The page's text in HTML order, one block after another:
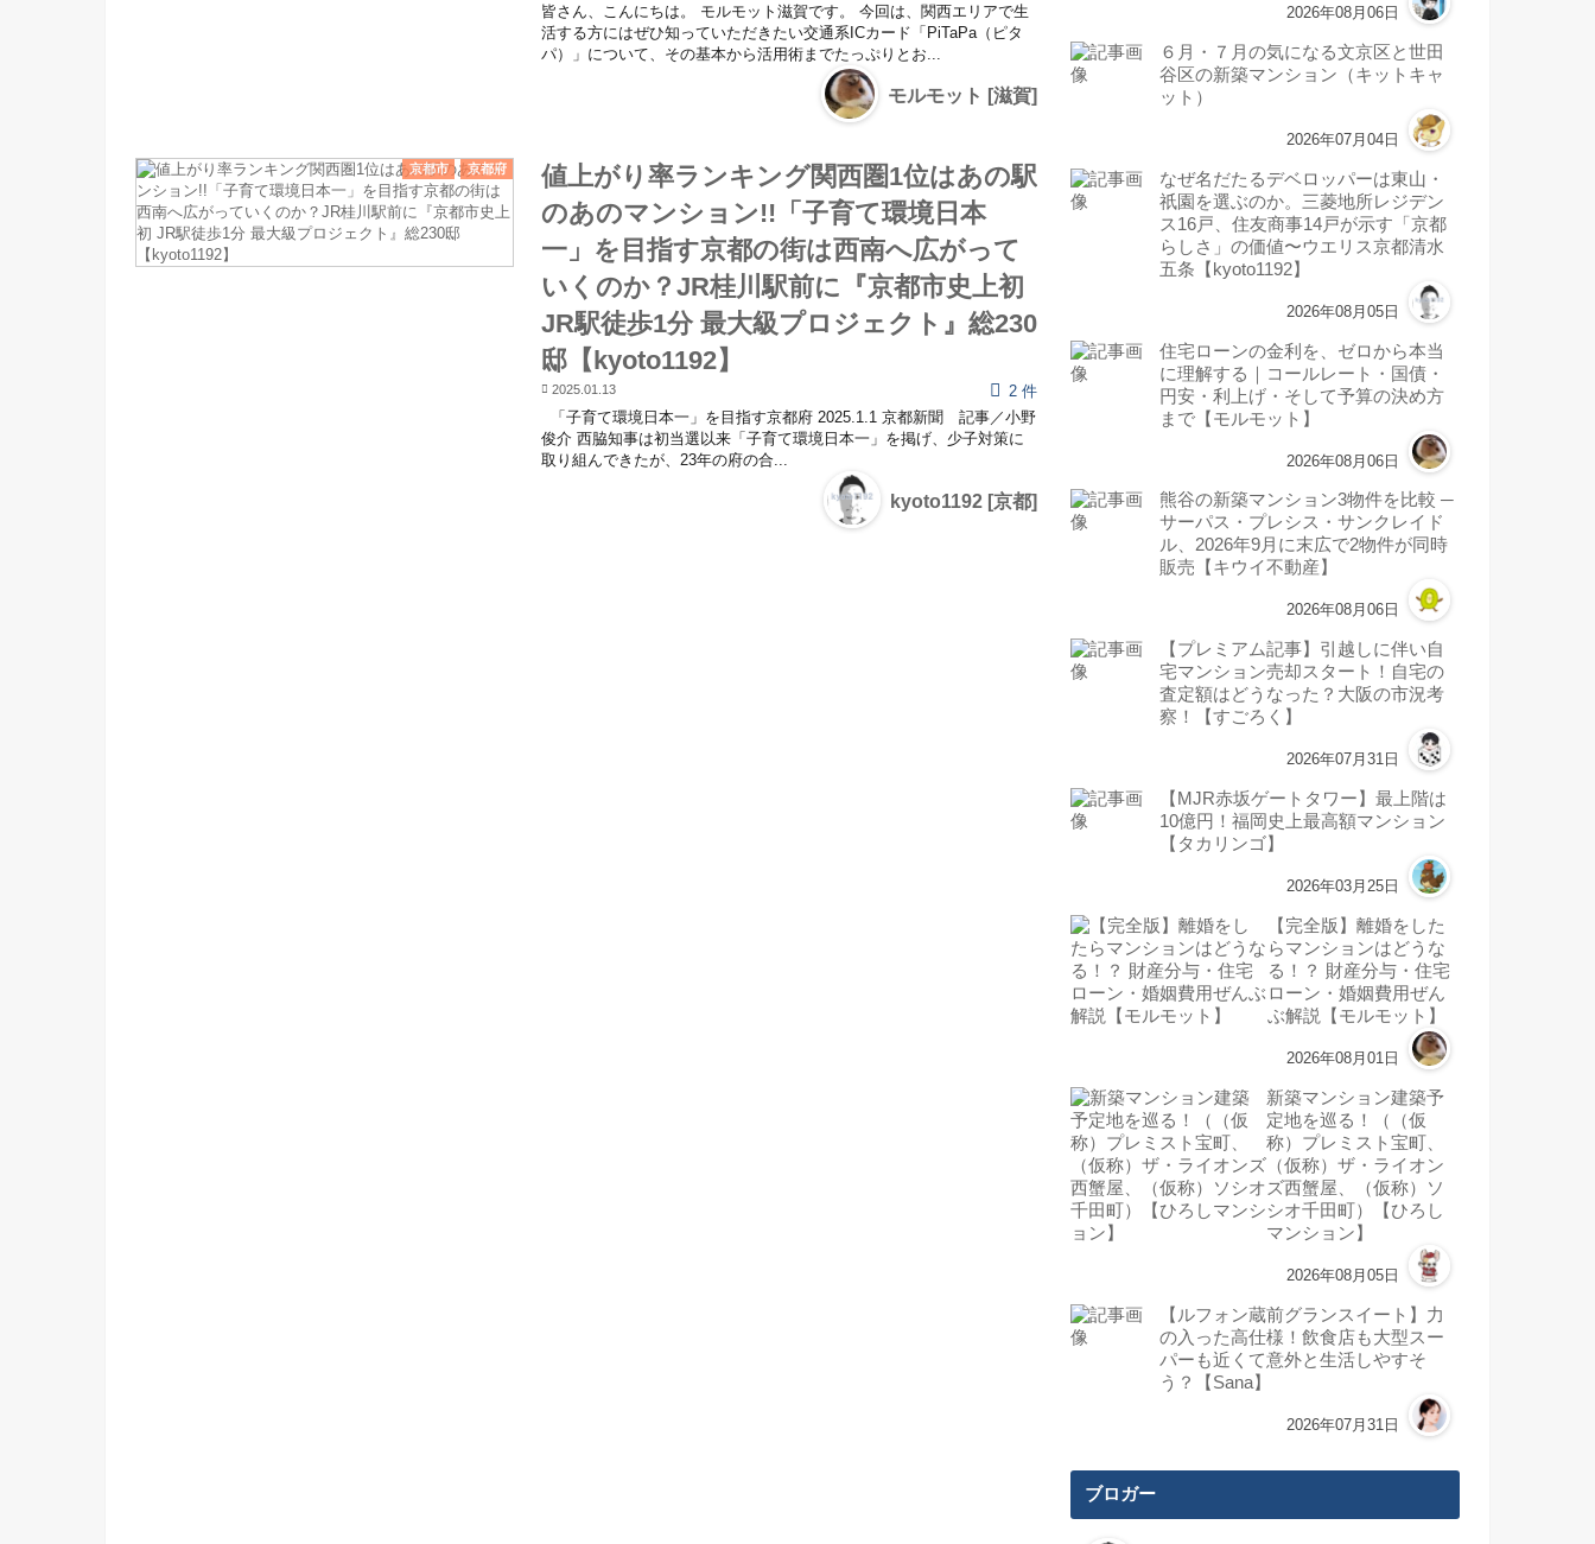
皆さん、こんにちは。 モルモット滋賀です。 今回は、関西エリアで生
活する方にはぜひ知っていただきたい交通系ICカード「PiTaPa（ピタ
パ）」について、その基本から活用術までたっぷりとお...
モルモット [滋賀]
京都市 京都府
値上がり率ランキング関西圏1位はあの駅
のあのマンション!!「子育て環境日本
一」を目指す京都の街は西南へ広がって
いくのか？JR桂川駅前に『京都市史上初
JR駅徒歩1分 最大級プロジェクト』総230
邸【kyoto1192】
2025.01.13
2 件
「子育て環境日本一」を目指す京都府 2025.1.1 京都新聞 記事／小野
俊介 西脇知事は初当選以来「子育て環境日本一」を掲げ、少子対策に
取り組んできたが、23年の府の合...
kyoto1192 [京都]
2026年08月06日
６月・７月の気になる文京区と世田
谷区の新築マンション（キットキャ
ット）
2026年07月04日
なぜ名だたるデベロッパーは東山・
祇園を選ぶのか。三菱地所レジデン
ス16戸、住友商事14戸が示す「京都
らしさ」の価値〜ウエリス京都清水
五条【kyoto1192】
2026年08月05日
住宅ローンの金利を、ゼロから本当
に理解する｜コールレート・国債・
円安・利上げ・そして予算の決め方
まで【モルモット】
2026年08月06日
熊谷の新築マンション3物件を比較 ─
サーパス・プレシス・サンクレイド
ル、2026年9月に末広で2物件が同時
販売【キウイ不動産】
2026年08月06日
【プレミアム記事】引越しに伴い自
宅マンション売却スタート！自宅の
査定額はどうなった？大阪の市況考
察！【すごろく】
2026年07月31日
【MJR赤坂ゲートタワー】最上階は
10億円！福岡史上最高額マンション
【タカリンゴ】
2026年03月25日
【完全版】離婚をした
らマンションはどうな
る！？ 財産分与・住宅
ローン・婚姻費用ぜん
ぶ解説【モルモット】
2026年08月01日
新築マンション建築予
定地を巡る！（（仮
称）プレミスト宝町、
（仮称）ザ・ライオン
ズ西蟹屋、（仮称）ソ
シオ千田町）【ひろし
マンション】
2026年08月05日
【ルフォン蔵前グランスイート】力
の入った高仕様！飲食店も大型スー
パーも近くて意外と生活しやすそ
う？【Sana】
2026年07月31日
ブロガー